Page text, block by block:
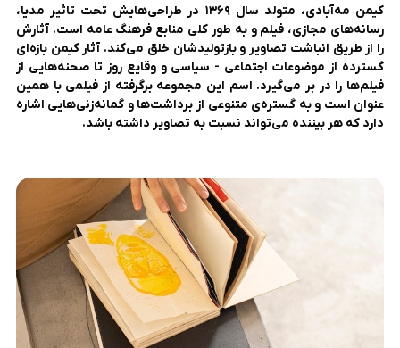
کیمن مه‌آبادی، متولد سال ۱۳۶۹ در طراحی‌هایش تحت تاثیر مدیا،
رسانه‌های مجازی، فیلم و به طور کلی منابع فرهنگ عامه است. آثارش
را از طریق انباشت تصاویر و بازتولیدشان خلق می‌کند. آثار کیمن بازه‌ای
گسترده از موضوعات اجتماعی - سیاسی و وقایع روز تا صحنه‌هایی از
فیلم‌ها را در بر می‌گیرد. اسم این مجموعه برگرفته از فیلمی با همین
عنوان است و به گستره‌ی متنوعی از برداشت‌ها و گمانه‌زنی‌هایی اشاره
دارد که هر بیننده می‌تواند نسبت به تصاویر داشته باشد.